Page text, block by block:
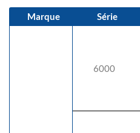
Marque Série
6000